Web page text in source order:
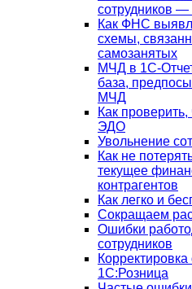
сотрудников —
Как ФНС
схемы,
самозанятых
МЧД в 1С-
база,
МЧД
Как проверить,
ЭДО
Увольнение
Как не
текущее
контрагентов
Как легко и
Сокращаем
Ошибки
сотрудников
1С:Розница